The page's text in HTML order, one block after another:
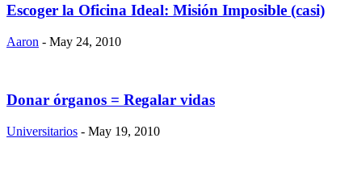
Escoger la Oficina Ideal: Misión Imposible (casi)
Aaron - May 24, 2010
Donar órganos = Regalar vidas
Universitarios - May 19, 2010